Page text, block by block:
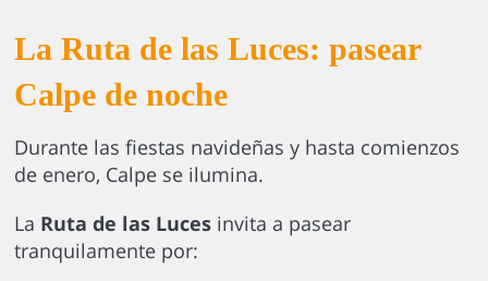
La Ruta de las Luces: pasear
Calpe de noche
Durante las fiestas navideñas y hasta comienzos
de enero, Calpe se ilumina.
La Ruta de las Lucesinvita a pasear
tranquilamente por: